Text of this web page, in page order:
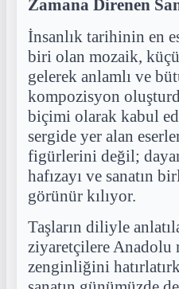
Zamana Direnen
İnsanlık tarihinin en
biri olan mozaik,
gelerek anlamlı ve
kompozisyon
biçimi olarak kabul
sergide yer alan
figürlerini değil;
hafızayı ve sanatın
görünür kılıyor.
Taşların diliyle
ziyaretçilere Anadolu
zenginliğini